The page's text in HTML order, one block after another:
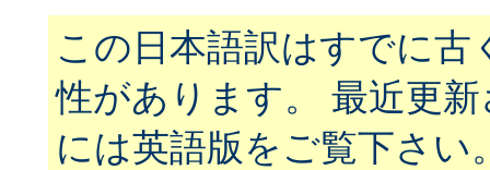
この日本語訳はすでに古
性があります。 最近更
には英語版をご覧下さい